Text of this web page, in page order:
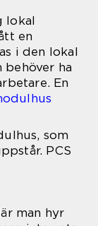
lokal
en
i den lokal
behöver ha
En
som
PCS
man hyr